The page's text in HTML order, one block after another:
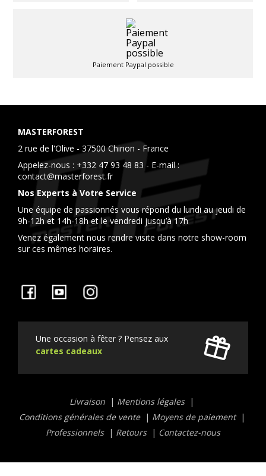
Paiement Paypal possible
MASTERFOREST
2 rue de l'Olive - 37500 Chinon - France
Appelez-nous : +332 47 93 48 83 - E-mail :
contact@masterforest.fr
Nos Experts à Votre Service
Une équipe de passionnés vous répond du lundi au jeudi de
9h-12h et 14h-18h et le vendredi jusqu’à 17h
Venez également nous rendre visite dans notre show-room
sur ces mêmes horaires.
Facebook YouTube
Une occasion à fêter ? Pensez aux
cartes cadeaux
utiles
Livraison
Mentions légales
Conditions générales de vente
Moyens de paiement
Professionnels
Retours Contactez-nous